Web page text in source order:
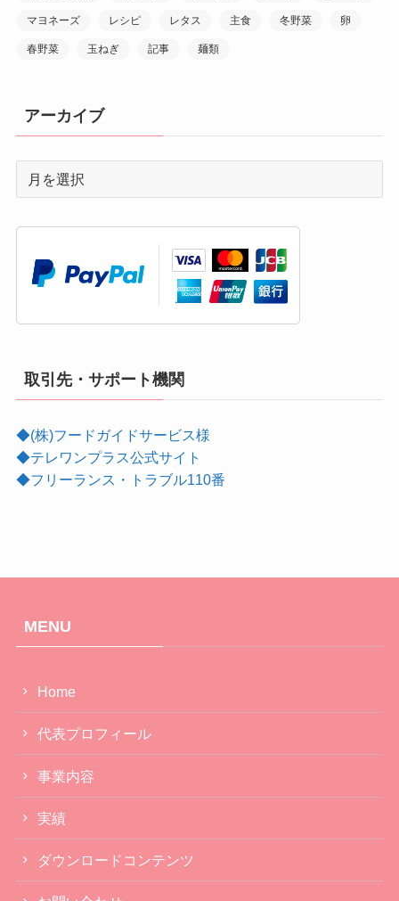
マヨネーズ レシピ レタス 主食 冬野菜 卵
春野菜 玉ねぎ 記事 麺類
アーカイブ
取引先・サポート機関
◆(株)フードガイドサービス様
◆テレワンプラス公式サイト
◆フリーランス・トラブル110番
MENU
Home
代表プロフィール
事業内容
実績
ダウンロードコンテンツ